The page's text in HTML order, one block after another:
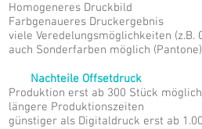
Homogeneres Druckbild
Farbgenaueres Druckergebnis
viele Veredelungsmöglichkeiten (z.B.
auch Sonderfarben möglich (Pantone)
Nachteile Offsetdruck
Produktion erst ab 300 Stück möglich
längere Produktionszeiten
günstiger als Digitaldruck erst ab